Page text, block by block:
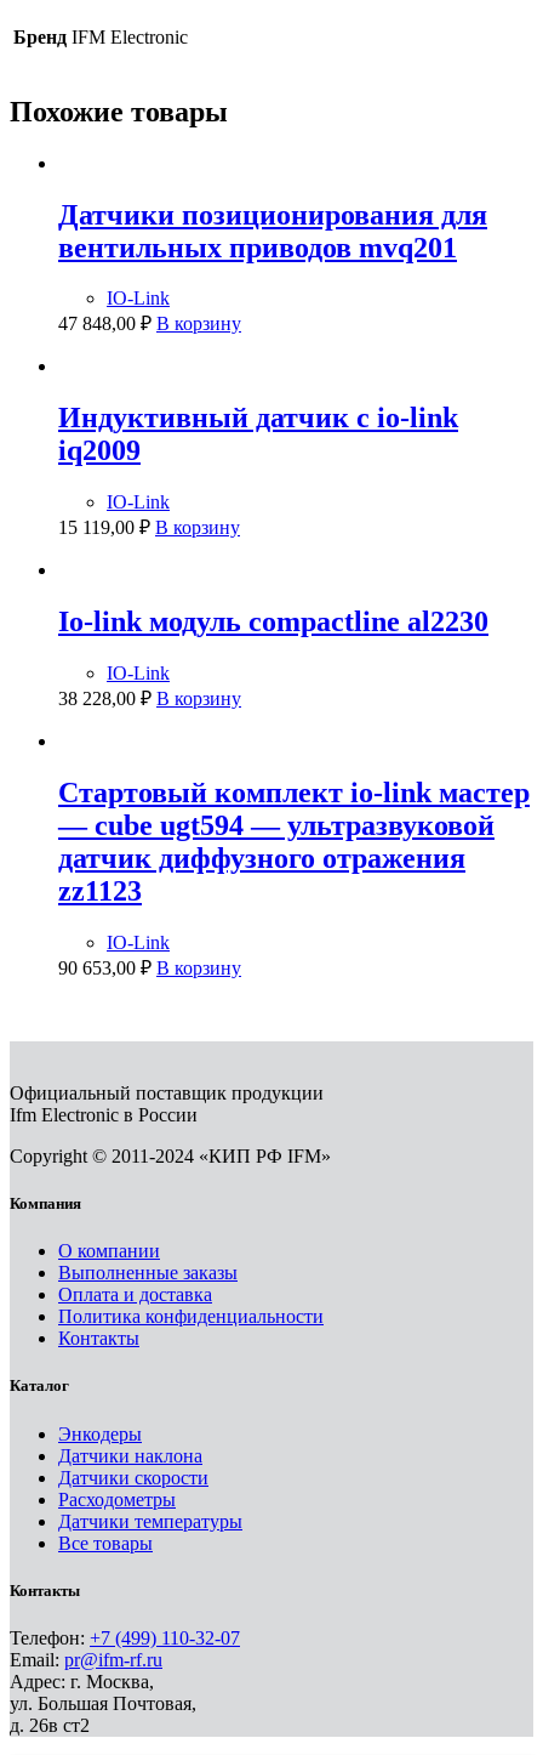
Бренд IFM Electronic
Похожие товары
Датчики позиционирования для
вентильных приводов mvq201
IO-Link
47 848,00 ₽ В корзину
Индуктивный датчик с io-link
iq2009
IO-Link
15 119,00 ₽ В корзину
Io-link модуль compactline al2230
IO-Link
38 228,00 ₽ В корзину
Стартовый комплект io-link мастер
— cube ugt594 — ультразвуковой
датчик диффузного отражения
zz1123
IO-Link
90 653,00 ₽ В корзину
Официальный поставщик продукции
Ifm Electronic в России
Copyright © 2011-2024 «КИП РФ IFM»
Компания
О компании
Выполненные заказы
Оплата и доставка
Политика конфиденциальности
Контакты
Каталог
Энкодеры
Датчики наклона
Датчики скорости
Расходометры
Датчики температуры
Все товары
Контакты
Телефон: +7 (499) 110-32-07
Email: pr@ifm-rf.ru
Адрес: г. Москва,
ул. Большая Почтовая,
д. 26в ст2